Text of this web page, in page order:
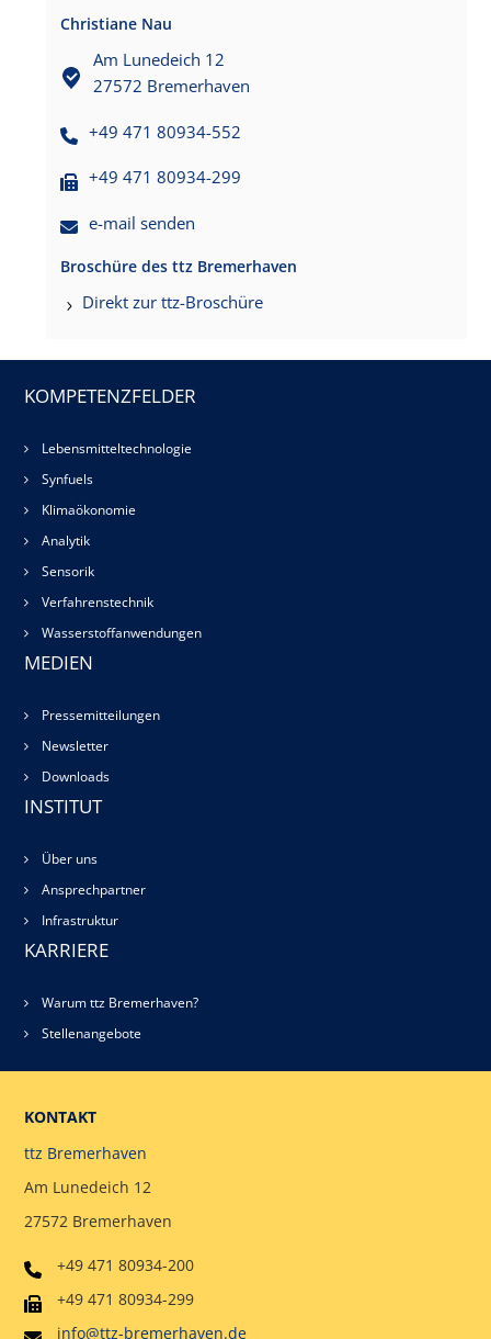
Christiane Nau
Am Lunedeich 12
27572 Bremerhaven
+49 471 80934-552
+49 471 80934-299
e-mail senden
Broschüre des ttz Bremerhaven
Direkt zur ttz-Broschüre
KOMPETENZFELDER
Lebensmitteltechnologie
Synfuels
Klimaökonomie
Analytik
Sensorik
Verfahrenstechnik
Wasserstoffanwendungen
MEDIEN
Pressemitteilungen
Newsletter
Downloads
INSTITUT
Über uns
Ansprechpartner
Infrastruktur
KARRIERE
Warum ttz Bremerhaven?
Stellenangebote
KONTAKT
ttz Bremerhaven
Am Lunedeich 12
27572 Bremerhaven
+49 471 80934-200
+49 471 80934-299
info@ttz-bremerhaven.de